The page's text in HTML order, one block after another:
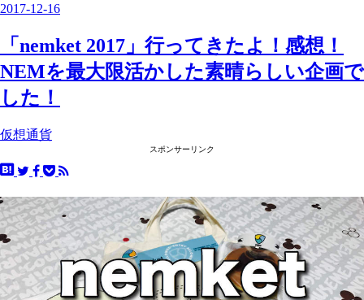
2017-12-16
「nemket 2017」行ってきたよ！感想！
NEMを最大限活かした素晴らしい企画で
した！
仮想通貨
スポンサーリンク